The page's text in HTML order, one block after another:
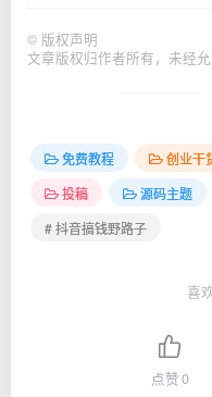
© 版权声明
文章版权归作者所有，未经允
免费教程 创业干
投稿
源码主题
# 抖音搞钱野路子
喜
点赞0